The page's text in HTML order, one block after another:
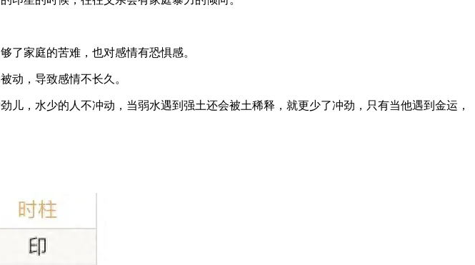
了家庭的苦难，也对感情有恐惧感。
动，导致感情不长久。
，水少的人不冲动，当弱水遇到强土还会被土稀释，就更少了冲劲，只有当他遇到金运，